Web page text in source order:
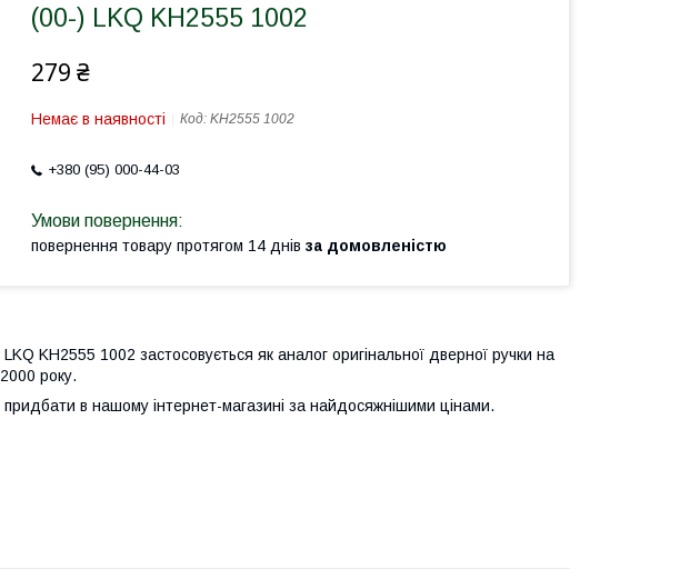
(00-) LKQ KH2555 1002
279 ₴
Немає в наявності Код: KH2555 1002
+380 (95) 000-44-03
повернення товару протягом 14 днів за домовленістю
KH2555 1002 застосовується як аналог оригінальної дверної ручки на
року.
в нашому інтернет-магазині за найдосяжнішими цінами.